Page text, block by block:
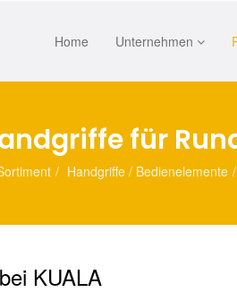
Home Unternehmen
für
Handgriffe / Bedienelemente
KUALA